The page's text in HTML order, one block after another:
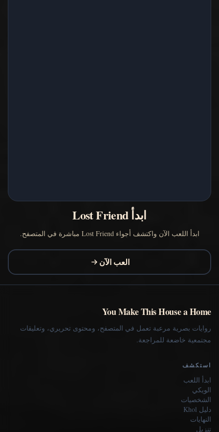
ابدأ Lost Friend
ابدأ اللعب الآن واكتشف أجواء Lost Friend مباشرة في المتصفح.
العب الآن
You Make This House a Home
روايات بصرية مرعبة تعمل في المتصفح، ومحتوى تحريري، وتعليقات
مجتمعية خاضعة للمراجعة.
استكشف
ابدأ اللعب
الويكي
الشخصيات
دليل Khol
النهايات
تنزيل